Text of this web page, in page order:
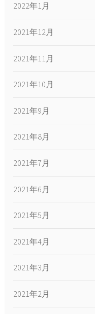
2022年1月
2021年12月
2021年11月
2021年10月
2021年9月
2021年8月
2021年7月
2021年6月
2021年5月
2021年4月
2021年3月
2021年2月